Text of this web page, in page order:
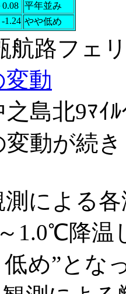
平年並み
-1.24 やや低め
ェリ－
動
島北9ﾏｲ
動が続
による各
1.0℃降温
低め”とな